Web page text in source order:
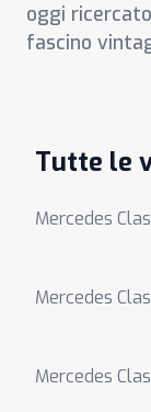
oggi
fascino
Tutte le
Mercedes
Mercedes
Mercedes